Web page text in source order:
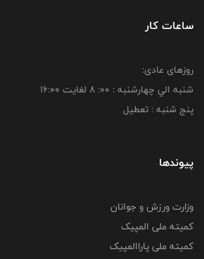
ساعات کار
روزهای عادی:
شنبه الي چهارشنبه : 00: 8 لغايت 16:00
پنج شنبه : تعطیل
پیوندها
وزارت ورزش و جوانان
کمیته ملی المپیک
کمیته ملی پاراالمپیک